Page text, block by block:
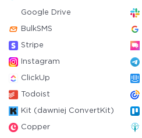
Google Drive
BulkSMS
Stripe
Instagram
ClickUp
Todoist
Kit (dawniej ConvertKit)
Copper